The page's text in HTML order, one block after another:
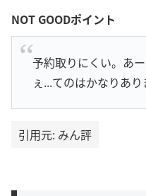
NOT GOODポイント
予約取りにくい。あ
ぇ...てのはかなりあり
引用元: みん評